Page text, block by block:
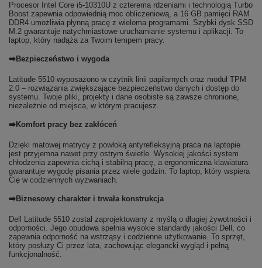
Procesor Intel Core i5-10310U z czterema rdzeniami i technologią Turbo
Boost zapewnia odpowiednią moc obliczeniową, a 16 GB pamięci RAM
DDR4 umożliwia płynną pracę z wieloma programami. Szybki dysk SSD
M.2 gwarantuje natychmiastowe uruchamianie systemu i aplikacji. To
laptop, który nadąża za Twoim tempem pracy.
➡️Bezpieczeństwo i wygoda
Latitude 5510 wyposażono w czytnik linii papilarnych oraz moduł TPM
2.0 – rozwiązania zwiększające bezpieczeństwo danych i dostęp do
systemu. Twoje pliki, projekty i dane osobiste są zawsze chronione,
niezależnie od miejsca, w którym pracujesz.
➡️Komfort pracy bez zakłóceń
Dzięki matowej matrycy z powłoką antyrefleksyjną praca na laptopie
jest przyjemna nawet przy ostrym świetle. Wysokiej jakości system
chłodzenia zapewnia cichą i stabilną pracę, a ergonomiczna klawiatura
gwarantuje wygodę pisania przez wiele godzin. To laptop, który wspiera
Cię w codziennych wyzwaniach.
➡️Biznesowy charakter i trwała konstrukcja
Dell Latitude 5510 został zaprojektowany z myślą o długiej żywotności i
odporności. Jego obudowa spełnia wysokie standardy jakości Dell, co
zapewnia odporność na wstrząsy i codzienne użytkowanie. To sprzęt,
który posłuży Ci przez lata, zachowując elegancki wygląd i pełną
funkcjonalność.